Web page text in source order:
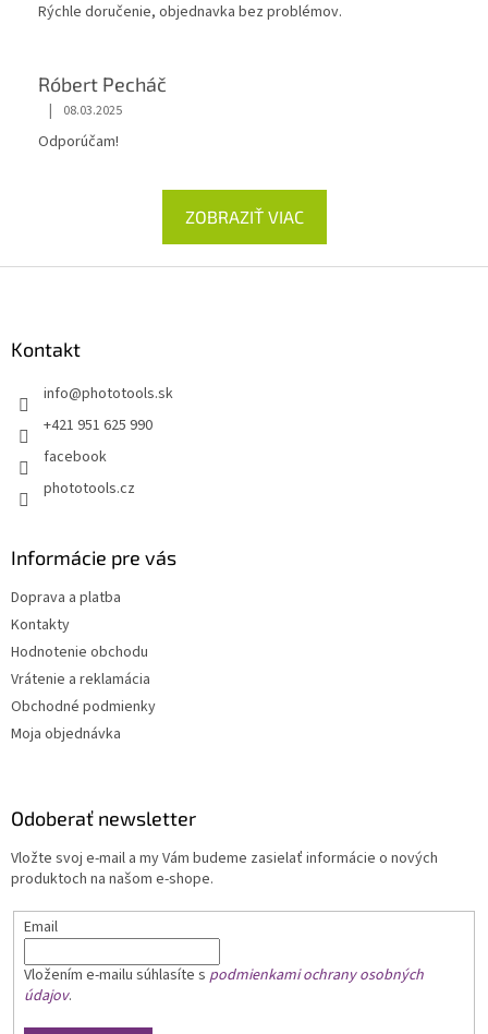
Rýchle doručenie, objednavka bez problémov.
Róbert Pecháč
| 08.03.2025
Odporúčam!
ZOBRAZIŤ VIAC
Kontakt
info@phototools.sk
+421 951 625 990
facebook
phototools.cz
Informácie pre vás
Doprava a platba
Kontakty
Hodnotenie obchodu
Vrátenie a reklamácia
Obchodné podmienky
Moja objednávka
Odoberať newsletter
Vložte svoj e-mail a my Vám budeme zasielať informácie o nových
produktoch na našom e-shope.
Email
Vložením e-mailu súhlasíte s podmienkami ochrany osobných
údajov.